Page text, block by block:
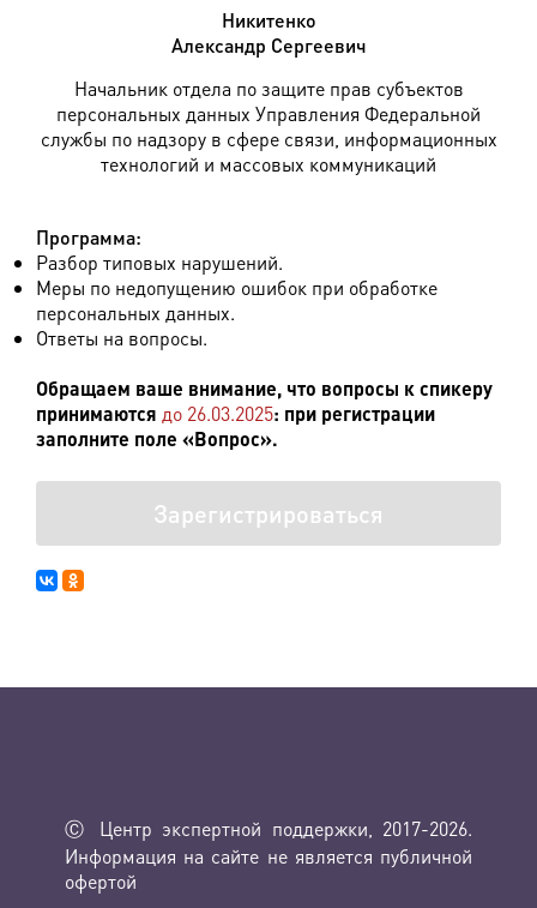
Никитенко
Александр Сергеевич
Начальник отдела по защите прав субъектов
персональных данных Управления Федеральной
службы по надзору в сфере связи, информационных
технологий и массовых коммуникаций
Программа:
Разбор типовых нарушений.
Меры по недопущению ошибок при обработке
персональных данных.
Ответы на вопросы.
Обращаем ваше внимание, что вопросы к спикеру
принимаются до 26.03.2025: при регистрации
заполните поле «Вопрос».
Зарегистрироваться
Ⓒ Центр экспертной поддержки, 2017-2026.
Информация на сайте не является публичной
офертой